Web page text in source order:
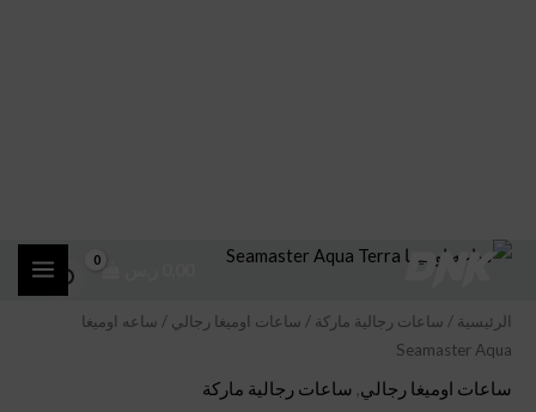
تخطي
المحتوى
الرئيسية / ساعات رجالية ماركة / ساعات اوميغا رجالي / ساعه اوميغا
Seamaster Aqua
ساعات اوميغا رجالي ساعات رجالية ماركة
كمية
اوميغا
Seamaster
Aqua